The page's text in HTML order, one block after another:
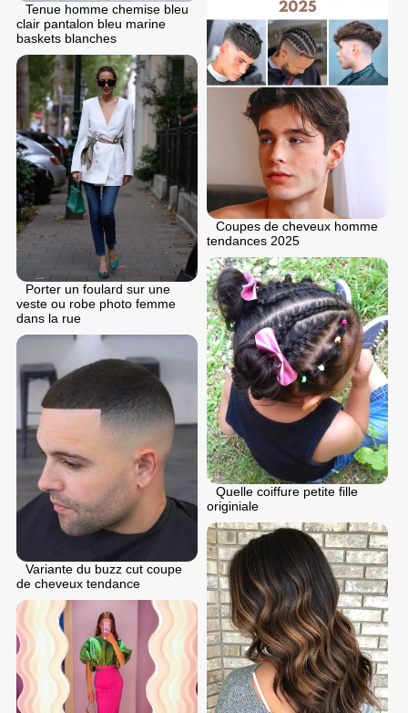
Tenue homme chemise bleu
clair pantalon bleu marine
baskets blanches
Coupes de cheveux homme
tendances 2025
Porter un foulard sur une
veste ou robe photo femme
dans la rue
Quelle coiffure petite fille
originiale
Variante du buzz cut coupe
de cheveux tendance